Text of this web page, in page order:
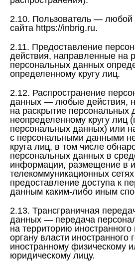
2.10. Пользователь — любой
сайта https://inbrig.ru.
2.11. Предоставление
действия, направленные на
персональных данных
определенному кругу лиц.
2.12. Распространение
данных — любые действия,
на раскрытие персональных
неопределенному кругу лиц
персональных данных) или
с персональными данными
круга лиц, в том числе
персональных данных в
информации, размещение в
телекоммуникационных
предоставление доступа к
данным каким-либо иным
2.13. Трансграничная
данных — передача
на территорию иностранного
органу власти иностранного
иностранному физическому
юридическому лицу.